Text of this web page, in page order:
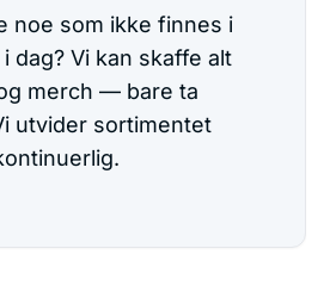
noe som ikke finnes i
dag? Vi kan skaffe alt
merch — bare ta
utvider sortimentet